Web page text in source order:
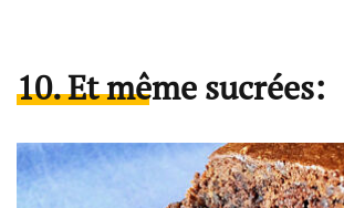
10. Et même sucrées: